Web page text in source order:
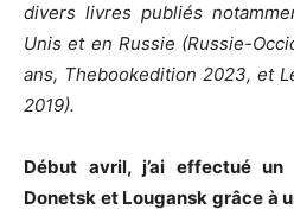
divers livres publiés
Unis et en Russie (Russie-
ans, Thebookedition 2023, et
2019).
Début avril, j’ai effectué un
Donetsk et Lougansk grâce à